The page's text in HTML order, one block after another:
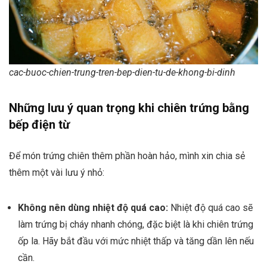
cac-buoc-chien-trung-tren-bep-dien-tu-de-khong-bi-dinh
Những lưu ý quan trọng khi chiên trứng bằng
bếp điện từ
Để món trứng chiên thêm phần hoàn hảo, mình xin chia sẻ
thêm một vài lưu ý nhỏ:
Không nên dùng nhiệt độ quá cao: Nhiệt độ quá cao sẽ
làm trứng bị cháy nhanh chóng, đặc biệt là khi chiên trứng
ốp la. Hãy bắt đầu với mức nhiệt thấp và tăng dần lên nếu
cần.